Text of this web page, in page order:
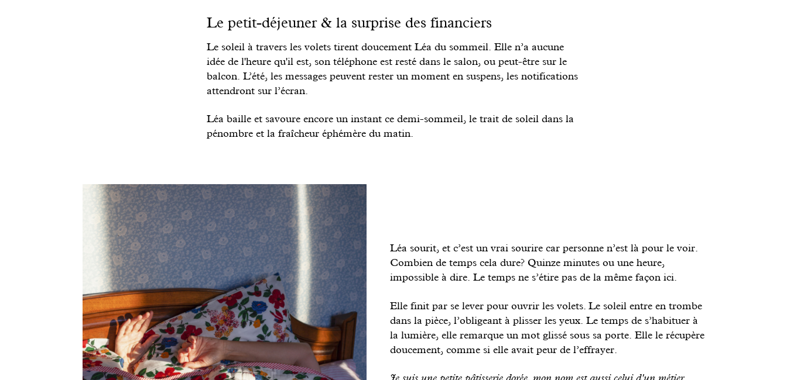
Le petit-déjeuner & la surprise des financiers
Le soleil à travers les volets tirent doucement Léa du sommeil. Elle n’a aucune
idée de l'heure qu'il est, son téléphone est resté dans le salon, ou peut-être sur le
balcon. L’été, les messages peuvent rester un moment en suspens, les notifications
attendront sur l’écran.
Léa baille et savoure encore un instant ce demi-sommeil, le trait de soleil dans la
pénombre et la fraîcheur éphémère du matin.
Léa sourit, et c’est un vrai sourire car personne n’est là pour le voir.
Combien de temps cela dure? Quinze minutes ou une heure,
impossible à dire. Le temps ne s’étire pas de la même façon ici.
Elle finit par se lever pour ouvrir les volets. Le soleil entre en trombe
dans la pièce, l’obligeant à plisser les yeux. Le temps de s’habituer à
la lumière, elle remarque un mot glissé sous sa porte. Elle le récupère
doucement, comme si elle avait peur de l’effrayer.
Je suis une petite pâtisserie dorée, mon nom est aussi celui d'un métier